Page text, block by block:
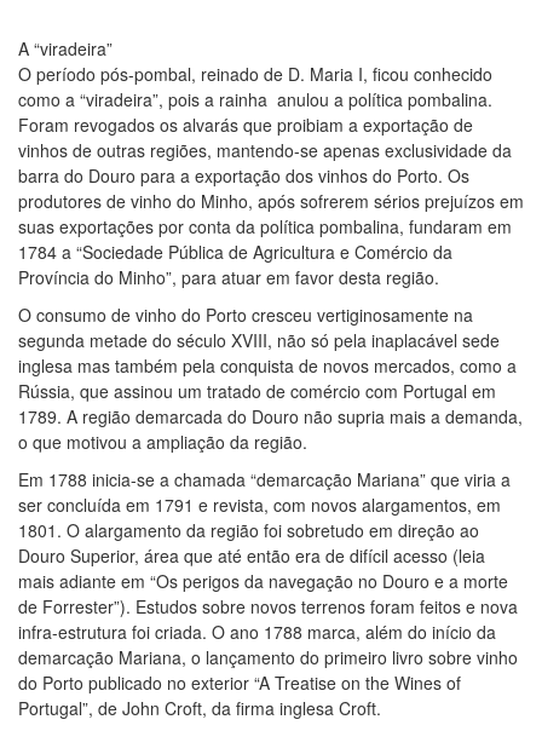
A “viradeira”
O período pós-pombal, reinado de D. Maria I, ficou conhecido
como a “viradeira”, pois a rainha anulou a política pombalina.
Foram revogados os alvarás que proibiam a exportação de
vinhos de outras regiões, mantendo-se apenas exclusividade da
barra do Douro para a exportação dos vinhos do Porto. Os
produtores de vinho do Minho, após sofrerem sérios prejuízos em
suas exportações por conta da política pombalina, fundaram em
1784 a “Sociedade Pública de Agricultura e Comércio da
Província do Minho”, para atuar em favor desta região.
O consumo de vinho do Porto cresceu vertiginosamente na
segunda metade do século XVIII, não só pela inaplacável sede
inglesa mas também pela conquista de novos mercados, como a
Rússia, que assinou um tratado de comércio com Portugal em
1789. A região demarcada do Douro não supria mais a demanda,
o que motivou a ampliação da região.
Em 1788 inicia-se a chamada “demarcação Mariana” que viria a
ser concluída em 1791 e revista, com novos alargamentos, em
1801. O alargamento da região foi sobretudo em direção ao
Douro Superior, área que até então era de difícil acesso (leia
mais adiante em “Os perigos da navegação no Douro e a morte
de Forrester”). Estudos sobre novos terrenos foram feitos e nova
infra-estrutura foi criada. O ano 1788 marca, além do início da
demarcação Mariana, o lançamento do primeiro livro sobre vinho
do Porto publicado no exterior “A Treatise on the Wines of
Portugal”, de John Croft, da firma inglesa Croft.